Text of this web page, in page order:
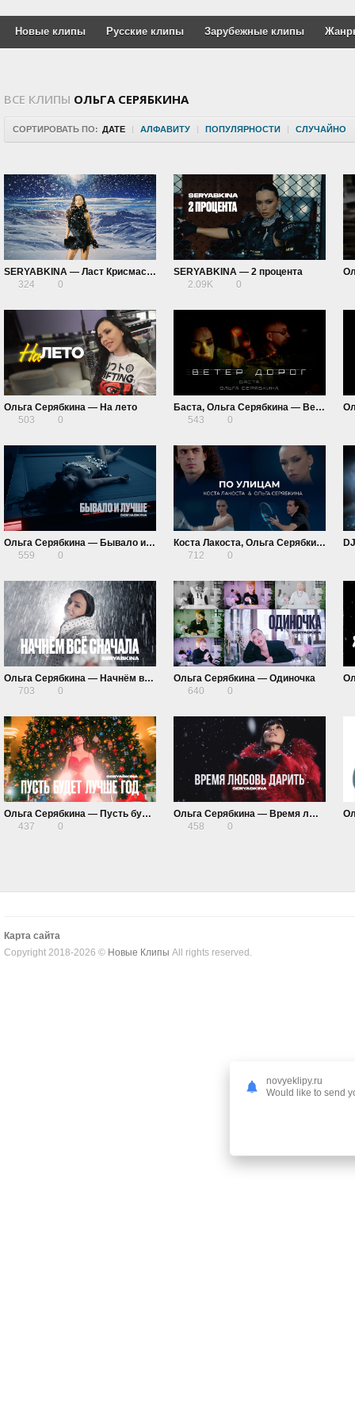
Новые клипы Русские клипы Зарубежные клипы
ВСЕ КЛИПЫ ОЛЬГА СЕРЯБКИНА
СОРТИРОВАТЬ ПО: ДАТЕ | АЛФАВИТУ | ПОПУЛЯРНОСТИ | СЛУЧАЙНО
SERYABKINA — Ласт Крисмас (Mood Video)
324
0
SERYABKINA — 2 процента
2.09K
0
Ольга Серябкина — На лето
503
0
Баста, Ольга Серябкина — Ветер дорог
543
0
Ольга Серябкина — Бывало и лучше
559
0
Коста Лакоста, Ольга Серябкина — По улицам
712
0
Ольга Серябкина — Начнём всё сначала
703
0
Ольга Серябкина — Одиночка
640
0
Ольга Серябкина — Пусть будет лучше год
437
0
Ольга Серябкина — Время любовь дарить
458
0
Карта сайта
Copyright 2018-2026 © Новые Клипы All rights reserved.
novyeklipy.ru
Would like to send